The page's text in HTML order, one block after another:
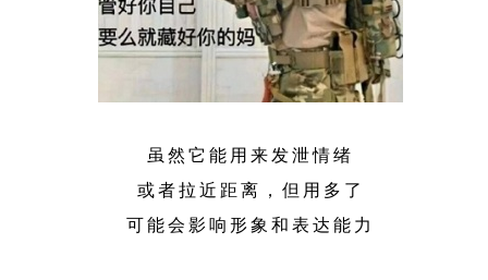
虽然它能用来发泄情绪
或者拉近距离，但用多了
可能会影响形象和表达能力